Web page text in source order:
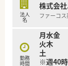
法人
名
株式会
ファーコ
勤務
時間
月水金
火木 09
土 09
※週40